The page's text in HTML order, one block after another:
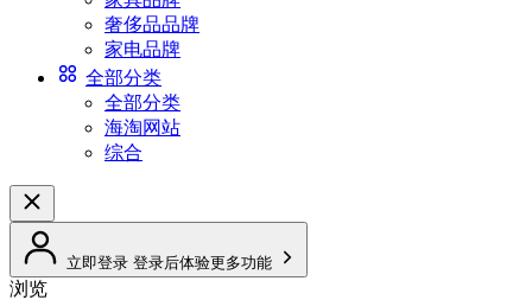
奢侈品品牌
家电品牌
全部分类
全部分类
海淘网站
综合
立即登录 登录后体验更多功能
浏览